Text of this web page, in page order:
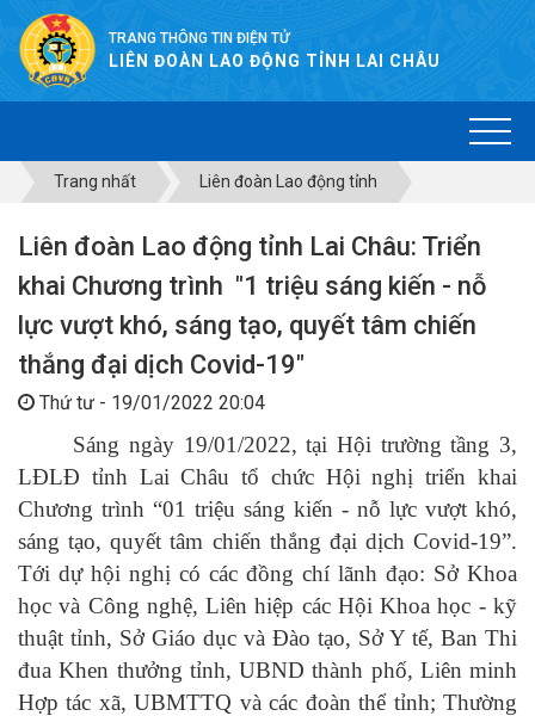
TRANG THÔNG TIN ĐIỆN TỬ
LIÊN ĐOÀN LAO ĐỘNG TỈNH LAI CHÂU
Trang nhất Liên đoàn Lao động tỉnh
Liên đoàn Lao động tỉnh Lai Châu: Triển
khai Chương trình "1 triệu sáng kiến - nỗ
lực vượt khó, sáng tạo, quyết tâm chiến
thắng đại dịch Covid-19"
Thứ tư - 19/01/2022 20:04
Sáng ngày 19/01/2022, tại Hội trường tầng 3,
LĐLĐ tỉnh Lai Châu tổ chức Hội nghị triển khai
Chương trình “01 triệu sáng kiến - nỗ lực vượt khó,
sáng tạo, quyết tâm chiến thắng đại dịch Covid-19”.
Tới dự hội nghị có các đồng chí lãnh đạo: Sở Khoa
học và Công nghệ, Liên hiệp các Hội Khoa học - kỹ
thuật tỉnh, Sở Giáo dục và Đào tạo, Sở Y tế, Ban Thi
đua Khen thưởng tỉnh, UBND thành phố, Liên minh
Hợp tác xã,UBMTTQ và các đoàn thể tỉnh;Thường